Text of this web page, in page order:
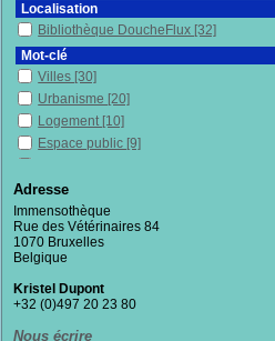
Localisation
Bibliothèque DoucheFlux [32]
Mot-clé
Villes [30]
Urbanisme [20]
Logement [10]
Espace public [9]
Politique publique
Résistance politique
Lutte[7]
Bruxelles (Belgique)
Architecture[5]
Adresse
Immensothèque
Rue des Vétérinaires 84
1070 Bruxelles
Belgique
Kristel Dupont
+32 (0)497 20 23 80
Nous écrire